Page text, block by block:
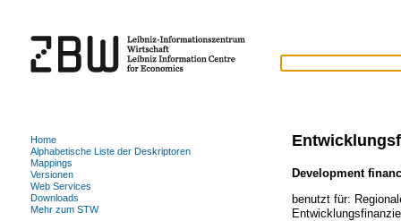
Development
benutzt für:
Home
Alphabetische Liste der Deskriptoren
Mappings
Versionen
Web Services
Downloads
Mehr zum STW